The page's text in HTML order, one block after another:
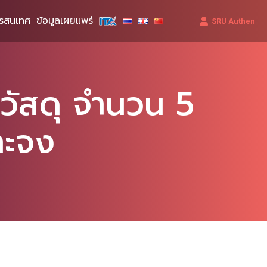
สนเทศ ข้อมูลเผยแพร่ SRU Authen
วัสดุ จำนวน 5
จง